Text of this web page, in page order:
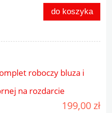
do koszyka
roboczy bluza i
na rozdarcie
199,00 zł